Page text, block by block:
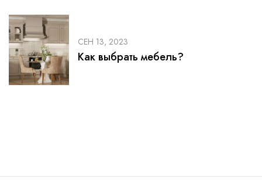
СЕН 13, 2023
Как выбрать мебель?